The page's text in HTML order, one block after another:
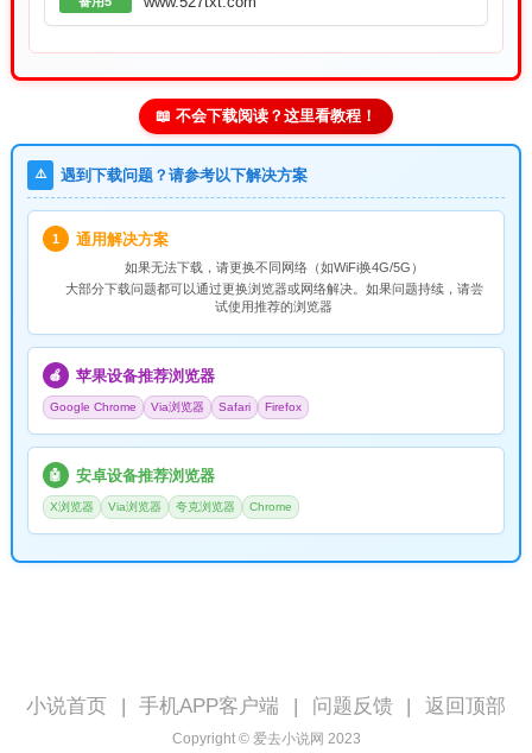
📖 不会下载阅读？这里看教程！
⚠️ 遇到下载问题？请参考以下解决方案
1 通用解决方案
如果无法下载，请更换不同网络（如WiFi换4G/5G）
大部分下载问题都可以通过更换浏览器或网络解决。如果问题持续，请尝
试使用推荐的浏览器
🍎 苹果设备推荐浏览器
Google Chrome Via浏览器 Safari Firefox
🤖 安卓设备推荐浏览器
X浏览器 Via浏览器 夸克浏览器 Chrome
小说首页 手机APP客户端 问题反馈 返回顶部
Copyright © 爱去小说网 2023